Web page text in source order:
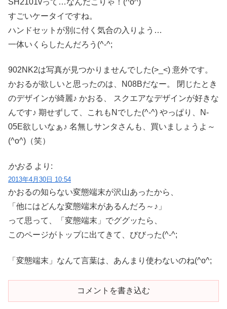
すごいケータイですね。
ハンドセットが別に付く気合の入りよう…
一体いくらしたんだろう(^-^;
902NK2は写真が見つかりませんでした(>_<) 意外です。
かおるが欲しいと思ったのは、N08Bだなー。 閉じたとき
のデザインが綺麗♪ かおる、 スクエアなデザインが好きな
んです♪ 期せずして、これもNでした(^-^) やっぱり、N-
05E欲しいなぁ♪ 名無しサンタさんも、買いましょうよ～
(^o^)（笑）
かおる より:
2013年4月30日 10:54
かおるの知らない変態端末が沢山あったから、
「他にはどんな変態端末があるんだろ～♪」
って思って、「変態端末」でググッたら、
このページがトップに出てきて、びびった(^-^;
「変態端末」なんて言葉は、あんまり使わないのね(^o^;
コメントを書き込む